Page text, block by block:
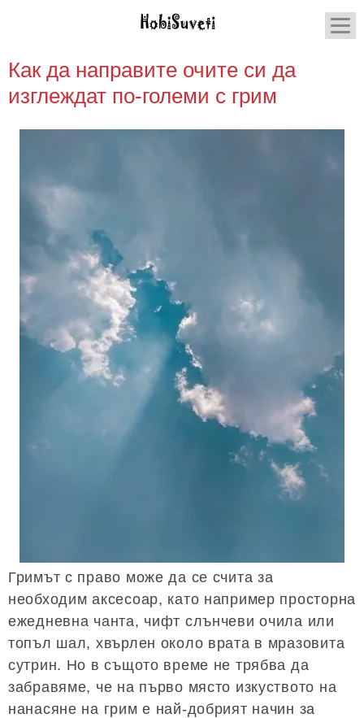
Как да направите очите си да
изглеждат по-големи с грим
Гримът с право може да се счита за
необходим аксесоар, като например просторна
ежедневна чанта, чифт слънчеви очила или
топъл шал, хвърлен около врата в мразовита
сутрин. Но в същото време не трябва да
забравяме, че на първо място изкуството на
нанасяне на грим е най-добрият начин за